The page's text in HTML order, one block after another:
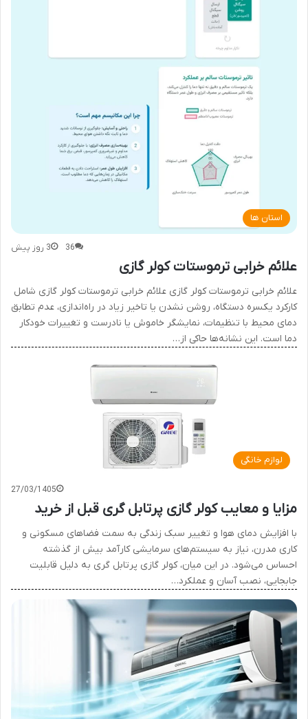
استان ها
3 روز پیش 36
علائم خرابی ترموستات کولر گازی
علائم خرابی ترموستات کولر گازی علائم خرابی ترموستات کولر گازی شامل
کارکرد یکسره دستگاه، روشن نشدن یا تاخیر زیاد در راه‌اندازی، عدم تطابق
دمای محیط با تنظیمات، نمایشگر خاموش یا نادرست و تغییرات خودکار
دما است. این نشانه‌ها حاکی از…
لوازم خانگی
27/03/1405
مزایا و معایب کولر گازی پرتابل گری قبل از خرید
با افزایش دمای هوا و تغییر سبک زندگی به سمت فضاهای مسکونی و
کاری مدرن، نیاز به سیستم‌های سرمایشی کارآمد بیش از گذشته
احساس می‌شود. در این میان، کولر گازی پرتابل گری به دلیل قابلیت
جابجایی، نصب آسان و عملکرد…